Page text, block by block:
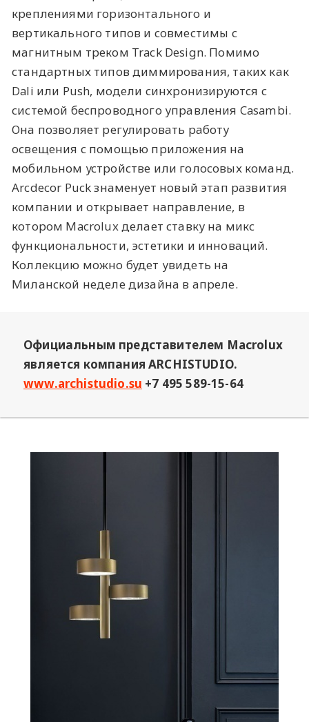
креплениями горизонтального и
вертикального типов и совместимы с
магнитным треком Track Design. Помимо
стандартных типов диммирования, таких как
Dali или Push, модели синхронизируются с
системой беспроводного управления Casambi.
Она позволяет регулировать работу
освещения с помощью приложения на
мобильном устройстве или голосовых команд.
Arcdecor Puck знаменует новый этап развития
компании и открывает направление, в
котором Macrolux делает ставку на микс
функциональности, эстетики и инноваций.
Коллекцию можно будет увидеть на
Миланской неделе дизайна в апреле.
Официальным представителем Macrolux
является компания ARCHISTUDIO.
www.archistudio.su +7 495 589-15-64